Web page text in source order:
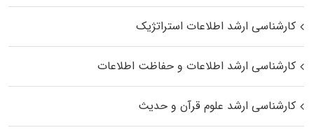
کارشناسی ارشد اطلاعات استراتژیک
کارشناسی ارشد اطلاعات و حفاظت اطلاعات
کارشناسی ارشد علوم قرآن و حدیث